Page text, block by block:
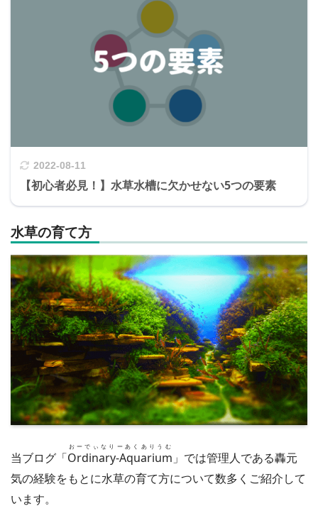
2022-08-11
【初心者必見！】水草水槽に欠かせない5つの要素
水草の育て方
当ブログ「Ordinary-Aquarium
おーでぃなりーあくありうむ
」では管理人である轟元
気の経験をもとに水草の育て方について数多くご紹介して
います。